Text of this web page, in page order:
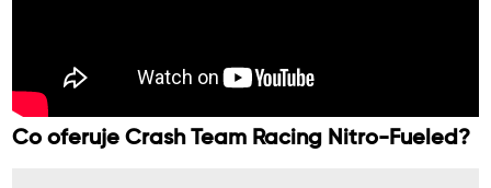
Co oferuje Crash Team Racing Nitro-Fueled?